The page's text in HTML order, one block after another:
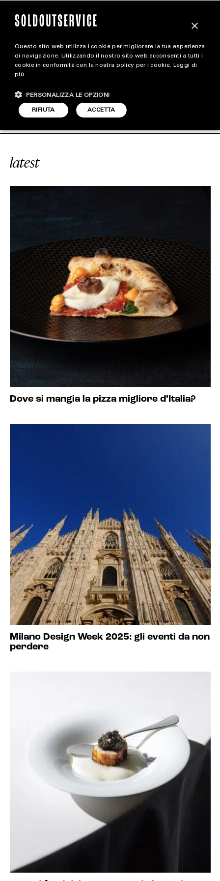
magazine
STYLE
FOOTWEAR
#2025 SOLDOUTSERVICE
latest
Dove si mangia la pizza migliore d’Italia?
Milano Design Week 2025: gli eventi da non
perdere
×
Questo sito web utilizza i cookie per migliorare la tua esperienza
di navigazione. Utilizzando il nostro sito web acconsenti a tutti i
cookie in conformità con la nostra policy per i cookie. Leggi di
più
ACCETTA
RIFIUTA
PERSONALIZZA LE OPZIONI